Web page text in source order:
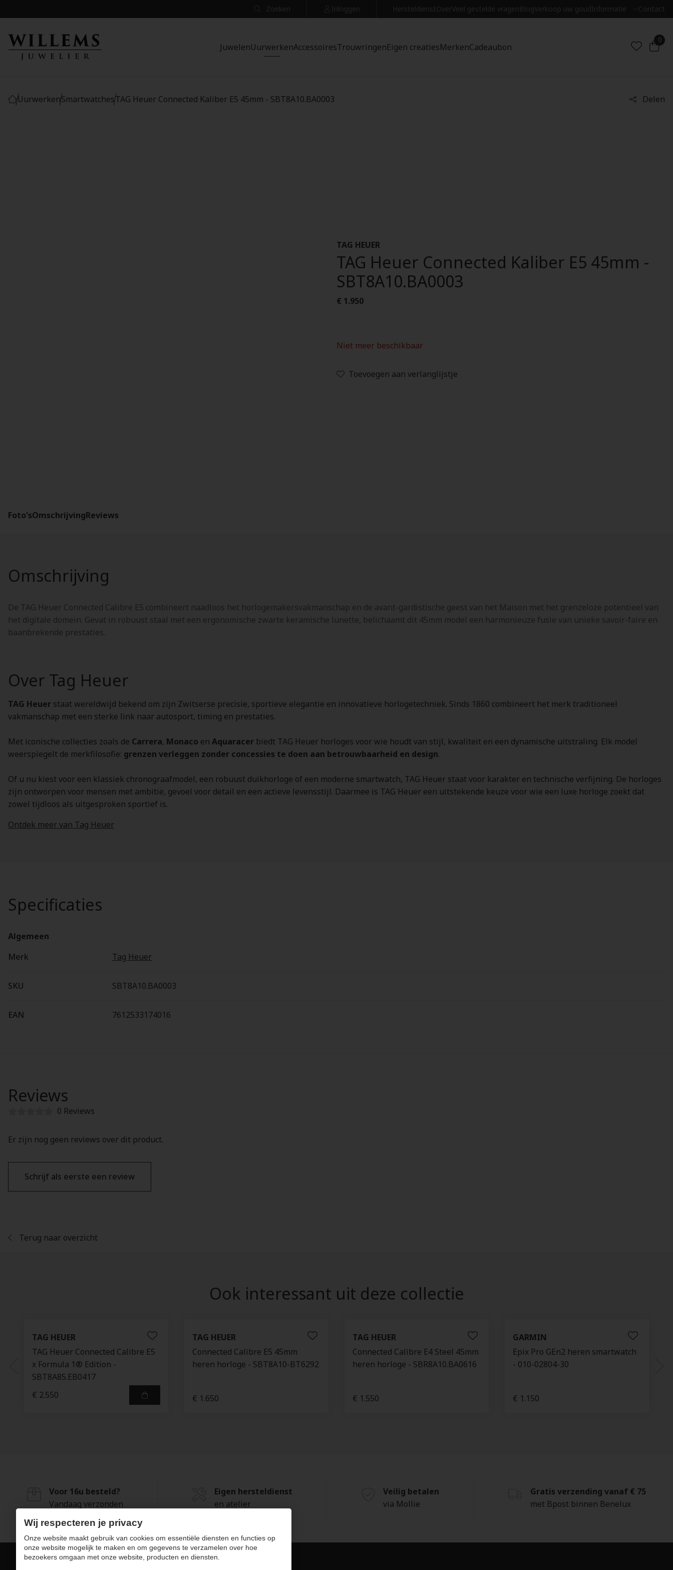
Zoeken Inloggen HersteldienstOverVeel gestelde vragenBlogVerkoop uw goudInformatie Contact
JuwelenUurwerkenAccessoiresTrouwringenEigen creatiesMerkenCadeaubon
0
UurwerkenSmartwatchesTAG Heuer Connected Kaliber E5 45mm - SBT8A10.BA0003 Delen
TAG HEUER
TAG Heuer Connected Kaliber E5 45mm -
SBT8A10.BA0003
€ 1.950
Niet meer beschikbaar
Toevoegen aan verlanglijstje
Foto'sOmschrijvingReviews
Omschrijving
De TAG Heuer Connected Calibre E5 combineert naadloos het horlogemakersvakmanschap en de avant-gardistische geest van het Maison met het grenzeloze potentieel van
het digitale domein. Gevat in robuust staal met een ergonomische zwarte keramische lunette, belichaamt dit 45mm model een harmonieuze fusie van unieke savoir-faire en
baanbrekende prestaties.
Over Tag Heuer
TAG Heuer staat wereldwijd bekend om zijn Zwitserse precisie, sportieve elegantie en innovatieve horlogetechniek. Sinds 1860 combineert het merk traditioneel
vakmanschap met een sterke link naar autosport, timing en prestaties.
Met iconische collecties zoals de Carrera, Monaco en Aquaracer biedt TAG Heuer horloges voor wie houdt van stijl, kwaliteit en een dynamische uitstraling. Elk model
weerspiegelt de merkfilosofie: grenzen verleggen zonder concessies te doen aan betrouwbaarheid en design.
Of u nu kiest voor een klassiek chronograafmodel, een robuust duikhorloge of een moderne smartwatch, TAG Heuer staat voor karakter en technische verfijning. De horloges
zijn ontworpen voor mensen met ambitie, gevoel voor detail en een actieve levensstijl. Daarmee is TAG Heuer een uitstekende keuze voor wie een luxe horloge zoekt dat
zowel tijdloos als uitgesproken sportief is.
Ontdek meer van Tag Heuer
Specificaties
Algemeen
Merk
Tag Heuer
SKU SBT8A10.BA0003
EAN 7612533174016
Reviews
0 Reviews
Er zijn nog geen reviews over dit product.
Schrijf als eerste een review
Terug naar overzicht
Ook interessant uit deze collectie
TAG HEUER
TAG Heuer Connected Calibre E5
x Formula 1® Edition -
SBT8A85.EB0417
€ 2.550
TAG HEUER
Connected Calibre E5 45mm
heren horloge - SBT8A10-BT6292
€ 1.650
TAG HEUER
Connected Calibre E4 Steel 45mm
heren horloge - SBR8A10.BA0616
€ 1.550
GARMIN
Epix Pro GEn2 heren smartwatch
- 010-02804-30
€ 1.150
Voor 16u besteld?
Vandaag verzonden
Eigen hersteldienst
en atelier
Veilig betalen
via Mollie
Gratis verzending vanaf € 75
met Bpost binnen Benelux
Wij respecteren je privacy
Onze website maakt gebruik van cookies om essentiële diensten en functies op
onze website mogelijk te maken en om gegevens te verzamelen over hoe
bezoekers omgaan met onze website, producten en diensten.